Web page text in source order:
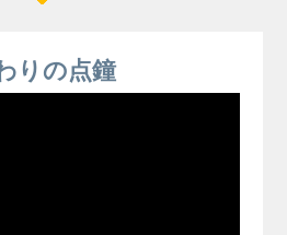
りの点鐘